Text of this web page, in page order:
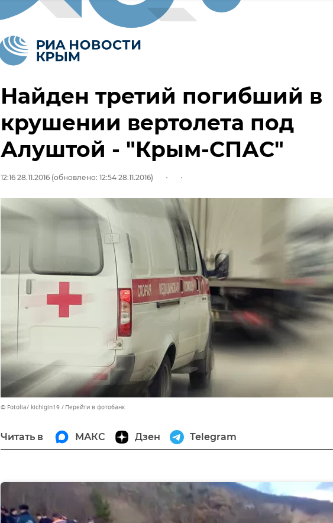
Найден третий погибший в
крушении вертолета под
Алуштой - "Крым-СПАС"
12:16 28.11.2016 (обновлено: 12:54 28.11.2016)
© Fotolia/ kichigin19 Перейти в фотобанк
Читать в МАКС Дзен Telegram